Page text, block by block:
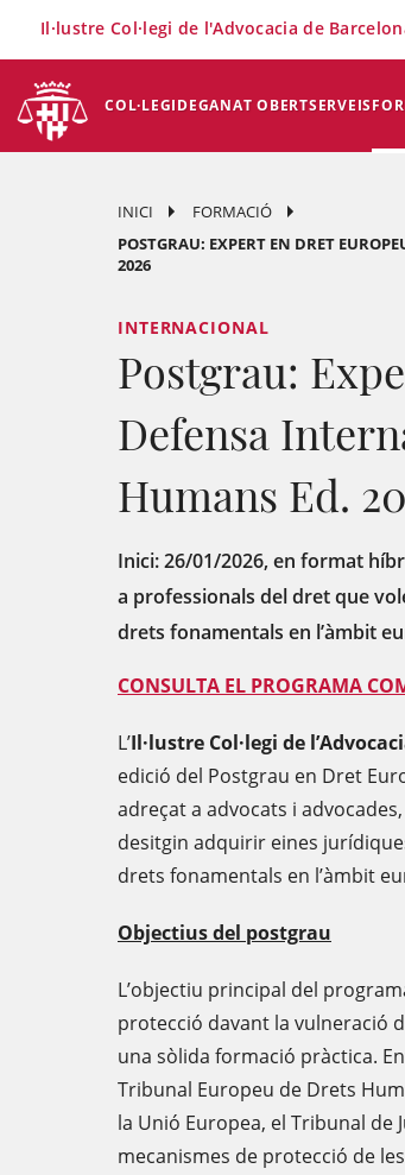
COL·LEGIDEGANAT OBERTSERVEIS
Il·lustre Col·legi de l'Advocacia de
INICI
FORMACIÓ
POSTGRAU: EXPERT EN DRET
2026
INTERNACIONAL
Postgrau:
Defensa
Humans Ed.
Inici: 26/01/2026, en format
a professionals del dret que
drets fonamentals en l’àmbit
CONSULTA EL PROGRAMA
L’Il·lustre Col·legi de
edició del Postgrau en Dret
adreçat a advocats i
desitgin adquirir eines
drets fonamentals en l’àmbit
Objectius del postgrau
L’objectiu principal del
protecció davant la vulneració
una sòlida formació pràctica.
Tribunal Europeu de Drets
la Unió Europea, el Tribunal de
mecanismes de protecció de